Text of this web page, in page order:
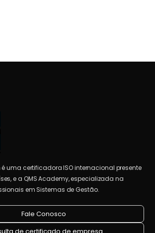
é uma certificadora ISO internacional presente
e a QMS Academy, especializada na
em Sistemas de Gestão.
Fale Conosco
de certificado de empresa